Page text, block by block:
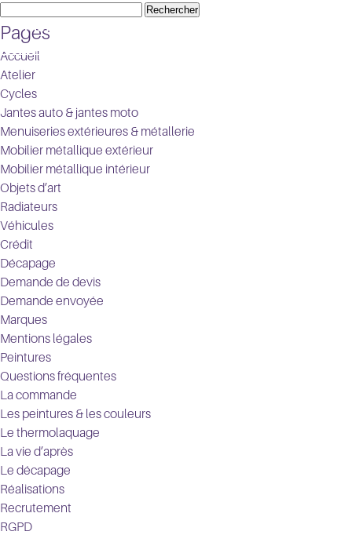
Pages
Accueil
Atelier
Cycles
Jantes auto & jantes moto
Menuiseries extérieures & métallerie
Mobilier métallique extérieur
Mobilier métallique intérieur
Objets d’art
Radiateurs
Véhicules
Crédit
Décapage
Demande de devis
Demande envoyée
Marques
Mentions légales
Peintures
Questions fréquentes
La commande
Les peintures & les couleurs
Le thermolaquage
La vie d’après
Le décapage
Réalisations
Recrutement
RGPD